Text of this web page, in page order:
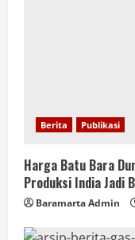
Berita Publikasi
Harga Batu Bara
Produksi India Jadi
Baramarta Admin